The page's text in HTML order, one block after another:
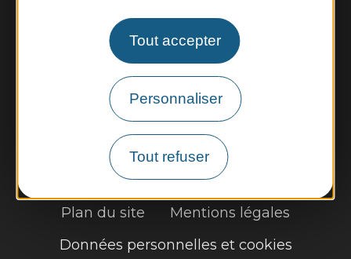
Tout accepter
Personnaliser
Tout refuser
Vie municipale
Démarches, infos pratiques
Plan du site
Mentions légales
Données personnelles et cookies